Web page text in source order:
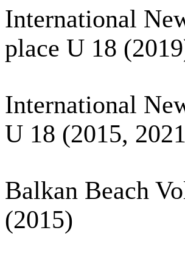
International
place U 18
International
U 18 (2015,
Balkan Beach
(2015)